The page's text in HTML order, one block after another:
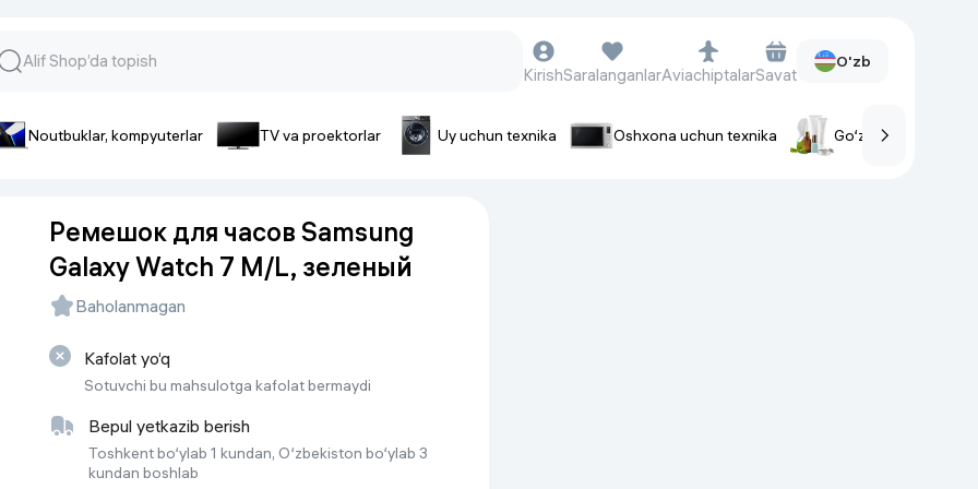
va gadjetlar
Smartfonlar uchun g’ilof
iPhone uchun g’ilof
Tegishli tovarlar
Batareyalar va akkumulyatorlar
Kabellar
KirishSaralanganlarAviachiptalarSavat
O'zb
Noutbuklar, kompyuterlar TV va proektorlar Uy uchun texnika Oshxona uchun texnika Go‘zallik va parvarish
Ремешок для часов Samsung
Galaxy Watch 7 M/L, зеленый
Baholanmagan
Kafolat yo‘q
Sotuvchi bu mahsulotga kafolat bermaydi
Bepul yetkazib berish
Toshkent bo‘ylab 1 kundan, O‘zbekiston bo‘ylab 3
kundan boshlab